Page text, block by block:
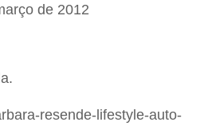
de 2012